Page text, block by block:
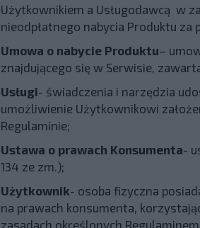
Użytkownikiem a Usługodawcą w
nieodpłatnego nabycia Produktu za
Umowa o nabycie Produktu–
znajdującego się w Serwisie,
Usługi- świadczenia i narzędzia
umożliwienie Użytkownikowi
Regulaminie;
Ustawa o prawach Konsumenta-
134 ze zm.);
Użytkownik- osoba fizyczna
na prawach konsumenta,
zasadach określonych